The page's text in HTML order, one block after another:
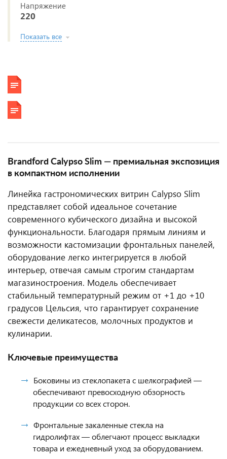
Напряжение
220
Показать все
Brandford Calypso Slim — премиальная экспозиция
в компактном исполнении
Линейка гастрономических витрин Calypso Slim
представляет собой идеальное сочетание
современного кубического дизайна и высокой
функциональности. Благодаря прямым линиям и
возможности кастомизации фронтальных панелей,
оборудование легко интегрируется в любой
интерьер, отвечая самым строгим стандартам
магазиностроения. Модель обеспечивает
стабильный температурный режим от +1 до +10
градусов Цельсия, что гарантирует сохранение
свежести деликатесов, молочных продуктов и
кулинарии.
Ключевые преимущества
Боковины из стеклопакета с шелкографией —
обеспечивают превосходную обзорность
продукции со всех сторон.
Фронтальные закаленные стекла на
гидролифтах — облегчают процесс выкладки
товара и ежедневный уход за оборудованием.